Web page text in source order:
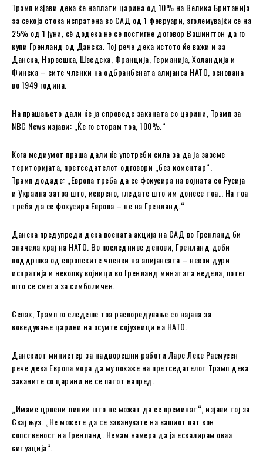
Трамп изјави дека ќе наплати царина од 10% на Велика Британија
за секоја стока испратена во САД од 1 февруари, зголемувајќи се на
25% од 1 јуни, сè додека не се постигне договор Вашингтон да го
купи Гренланд од Данска. Тој рече дека истото ќе важи и за
Данска, Норвешка, Шведска, Франција, Германија, Холандија и
Финска – сите членки на одбранбената алијанса НАТО, основана
во 1949 година.
На прашањето дали ќе ја спроведе заканата со царини, Трамп за
NBC News изјави: „Ќе го сторам тоа, 100%.“
Кога медиумот праша дали ќе употреби сила за да ја заземе
територијата, претседателот одговори „без коментар“.
Трамп додаде: „Европа треба да се фокусира на војната со Русија
и Украина затоа што, искрено, гледате што им донесе тоа… На тоа
треба да се фокусира Европа – не на Гренланд.“
Данска предупреди дека воената акција на САД во Гренланд би
значела крај на НАТО. Во последниве денови, Гренланд доби
поддршка од европските членки на алијансата – некои дури
испратија и неколку војници во Гренланд минатата недела, потег
што се смета за симболичен.
Сепак, Трамп го следеше тоа распоредување со најава за
воведување царини на осумте сојузници на НАТО.
Данскиот министер за надворешни работи Ларс Леке Расмусен
рече дека Европа мора да му покаже на претседателот Трамп дека
заканите со царини не се патот напред.
„Имаме црвени линии што не можат да се преминат“, изјави тој за
Скај њуз. „Не можете да се заканувате на вашиот пат кон
сопственост на Гренланд. Немам намера да ја ескалирам оваа
ситуација“.